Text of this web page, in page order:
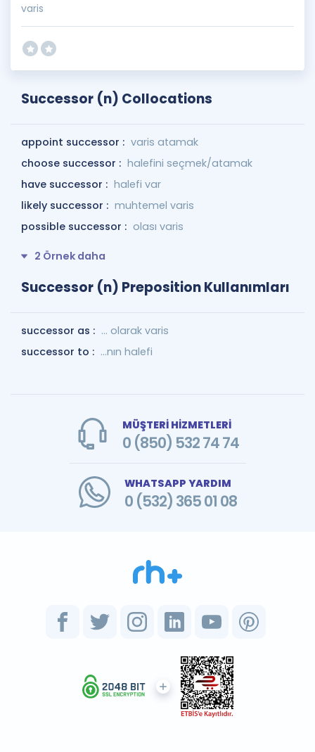
varis
Successor (n) Collocations
appoint successor : varis atamak
choose successor : halefini seçmek/atamak
have successor : halefi var
likely successor : muhtemel varis
possible successor : olası varis
2 Örnek daha
Successor (n) Preposition Kullanımları
successor as : ... olarak varis
successor to : ...nın halefi
MÜŞTERİ HİZMETLERİ
0 (850) 532 74 74
WHATSAPP YARDIM
0 (532) 365 01 08